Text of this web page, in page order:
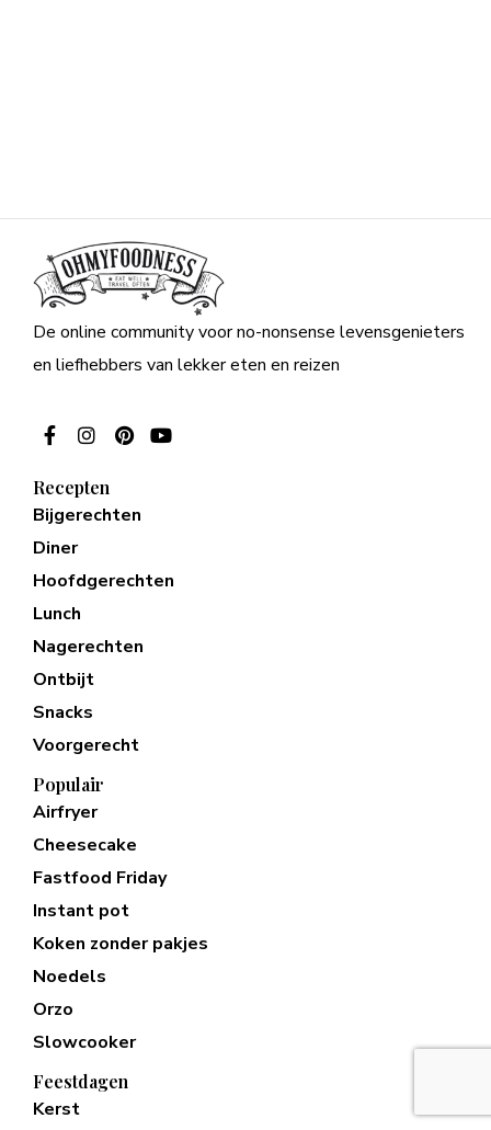
De online community voor no-nonsense levensgenieters
en liefhebbers van lekker eten en reizen
Recepten
Bijgerechten
Diner
Hoofdgerechten
Lunch
Nagerechten
Ontbijt
Snacks
Voorgerecht
Populair
Airfryer
Cheesecake
Fastfood Friday
Instant pot
Koken zonder pakjes
Noedels
Orzo
Slowcooker
Feestdagen
Kerst